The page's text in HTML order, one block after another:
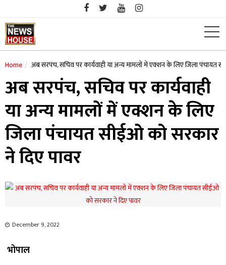
content
Home अब सरपंच, सचिव पर कार्यवाही या अन्य मामलों में एक्शन के लिए जिला पंचायत
अब सरपंच, सचिव पर कार्यवाही
या अन्य मामलों में एक्शन के लिए
जिला पंचायत सीईओ को सरकार
ने दिए पावर
December 9, 2022
भोपाल